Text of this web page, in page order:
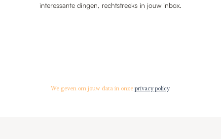
interessante dingen, rechtstreeks in jouw inbox.
We geven om jouw data in onze privacy policy.